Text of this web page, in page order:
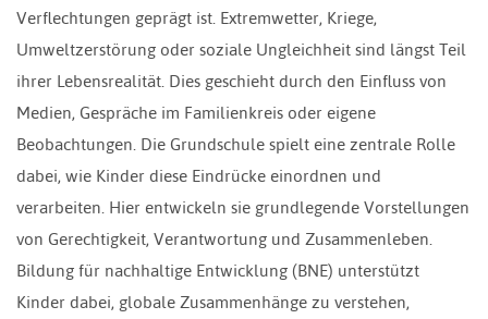
Verflechtungen geprägt ist. Extremwetter, Kriege,
Umweltzerstörung oder soziale Ungleichheit sind längst Teil
ihrer Lebensrealität. Dies geschieht durch den Einfluss von
Medien, Gespräche im Familienkreis oder eigene
Beobachtungen. Die Grundschule spielt eine zentrale Rolle
dabei, wie Kinder diese Eindrücke einordnen und
verarbeiten. Hier entwickeln sie grundlegende Vorstellungen
von Gerechtigkeit, Verantwortung und Zusammenleben.
Bildung für nachhaltige Entwicklung (BNE) unterstützt
Kinder dabei, globale Zusammenhänge zu verstehen,